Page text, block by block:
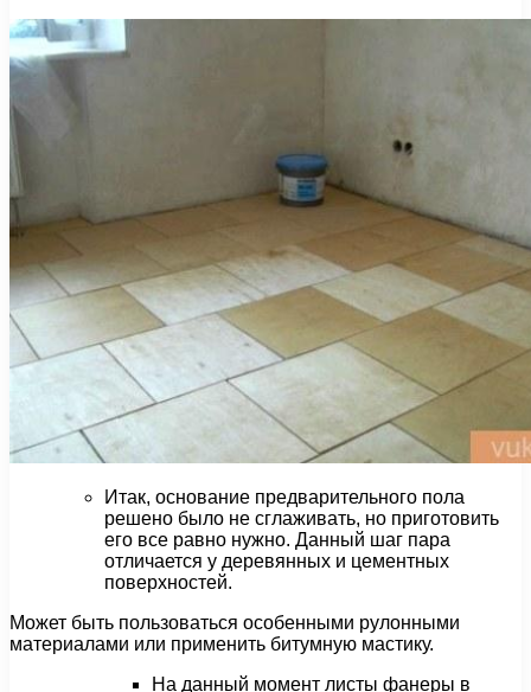
Итак, основание предварительного пола
решено было не сглаживать, но приготовить
его все равно нужно. Данный шаг пара
отличается у деревянных и цементных
поверхностей.
Может быть пользоваться особенными рулонными
материалами или применить битумную мастику.
На данный момент листы фанеры в